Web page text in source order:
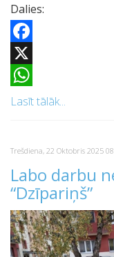
Dalies:
Facebook
X
WhatsApp
Lasīt tālāk...
Trešdiena, 22 Oktobris 2025
Labo darbu
“Dzīpariņš”